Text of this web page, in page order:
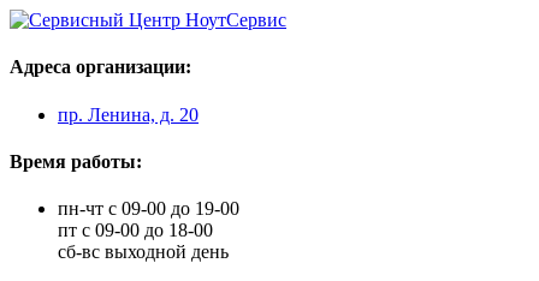
Адреса организации:
пр. Ленина, д. 20
Время работы:
пн-чт с 09-00 до 19-00
пт с 09-00 до 18-00
сб-вс выходной день